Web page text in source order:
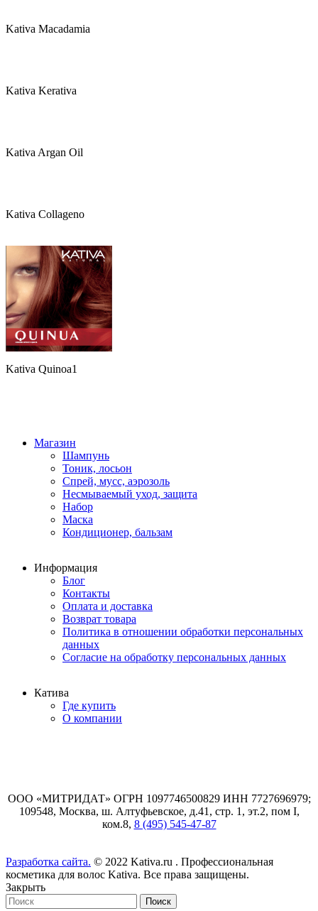
Kativa Macadamia
Kativa Kerativa
Kativa Argan Oil
Kativa Collageno
Kativa Quinoa1
Магазин
Шампунь
Тоник, лосьон
Спрей, мусс, аэрозоль
Несмываемый уход, защита
Набор
Маска
Кондиционер, бальзам
Информация
Блог
Контакты
Оплата и доставка
Возврат товара
Политика в отношении обработки персональных
данных
Согласие на обработку персональных данных
Катива
Где купить
О компании
ООО «МИТРИДАТ» ОГРН 1097746500829 ИНН 7727696979;
109548, Москва, ш. Алтуфьевское, д.41, стр. 1, эт.2, пом I,
ком.8, 8 (495) 545-47-87
Разработка сайта. © 2022 Kativa.ru . Профессиональная
косметика для волос Kativa. Все права защищены.
Закрыть
Поиск